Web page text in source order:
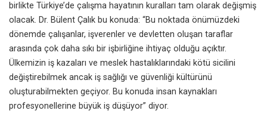
birlikte Türkiye’de çalışma hayatının kuralları tam olarak değişmiş
olacak. Dr. Bülent Çalık bu konuda: “Bu noktada önümüzdeki
dönemde çalışanlar, işverenler ve devletten oluşan taraflar
arasında çok daha sıkı bir işbirliğine ihtiyaç olduğu açıktır.
Ülkemizin iş kazaları ve meslek hastalıklarındaki kötü sicilini
değiştirebilmek ancak iş sağlığı ve güvenliği kültürünü
oluşturabilmekten geçiyor. Bu konuda insan kaynakları
profesyonellerine büyük iş düşüyor” diyor.